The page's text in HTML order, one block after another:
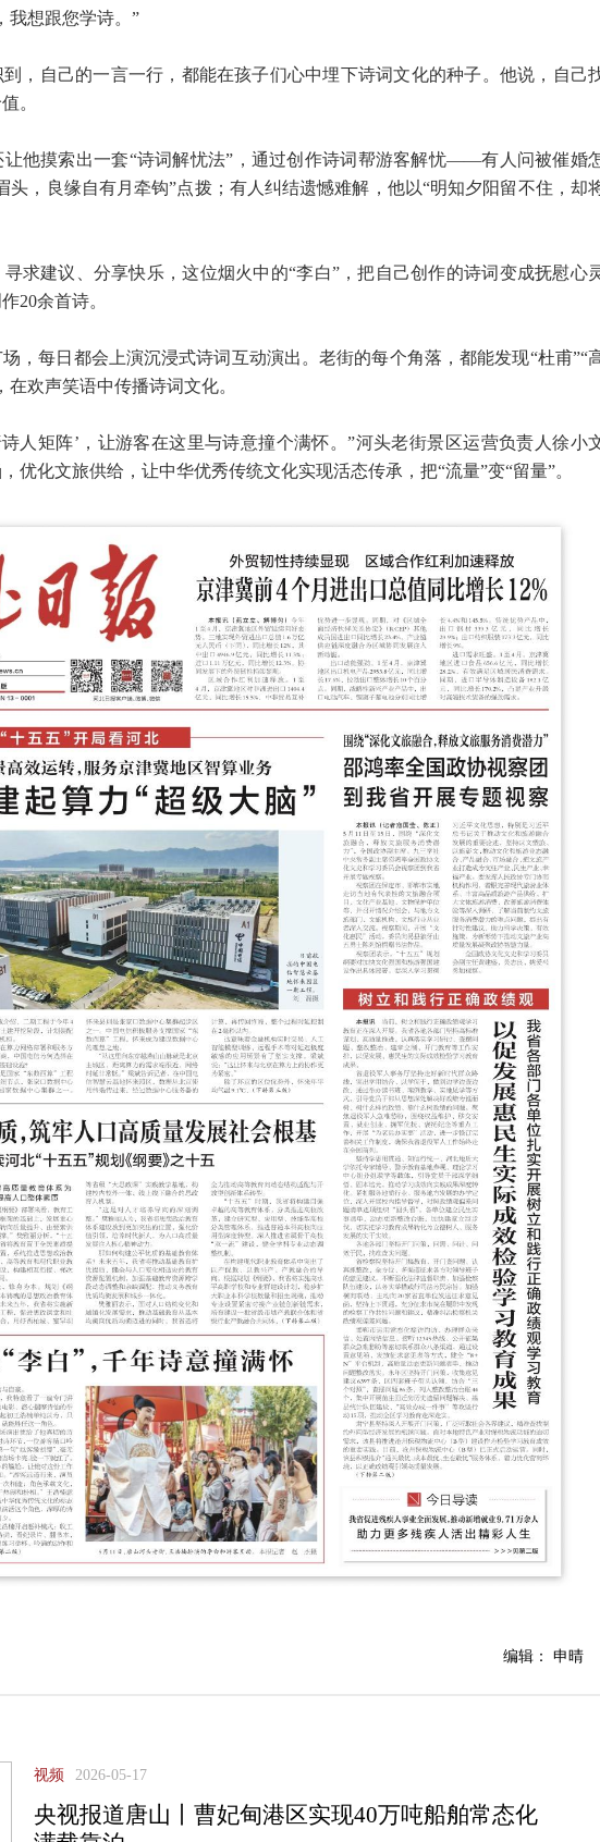
我想跟您学诗。”
，自己的一言一行，都能在孩子们心中埋下诗词文化的种子。他说，自己
。
让他摸索出一套“诗词解忧法”，通过创作诗词帮游客解忧——有人问被催婚
头，良缘自有月牵钩”点拨；有人纠结遗憾难解，他以“明知夕阳留不住，却
求建议、分享快乐，这位烟火中的“李白”，把自己创作的诗词变成抚慰心
20余首诗。
，每日都会上演沉浸式诗词互动演出。老街的每个角落，都能发现“杜甫”“
欢声笑语中传播诗词文化。
人矩阵’，让游客在这里与诗意撞个满怀。”河头老街景区运营负责人徐小
优化文旅供给，让中华优秀传统文化实现活态传承，把“流量”变“留量”。
编辑： 申晴
视频 2026-05-17
央视报道唐山丨曹妃甸港区实现40万吨船舶常态化